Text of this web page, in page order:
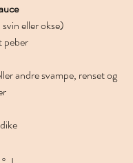
eller okse)
peber
andre svampe, renset og